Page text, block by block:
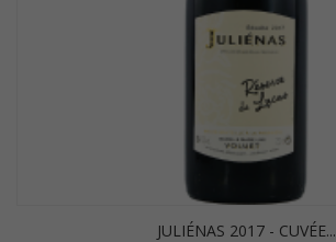
JULIÉNAS 2017 - CUVÉE...